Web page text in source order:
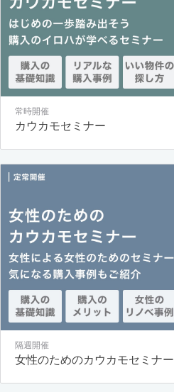
常時開催
カウカモセミナー
隔週開催
女性のためのカウカモセミナー